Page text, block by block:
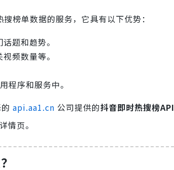
榜单数据的服务，它具有以下优势：
题和趋势。
频数量等。
程序和服务中。
api.aa1.cn 公司提供的抖音即时热搜榜API
情页。